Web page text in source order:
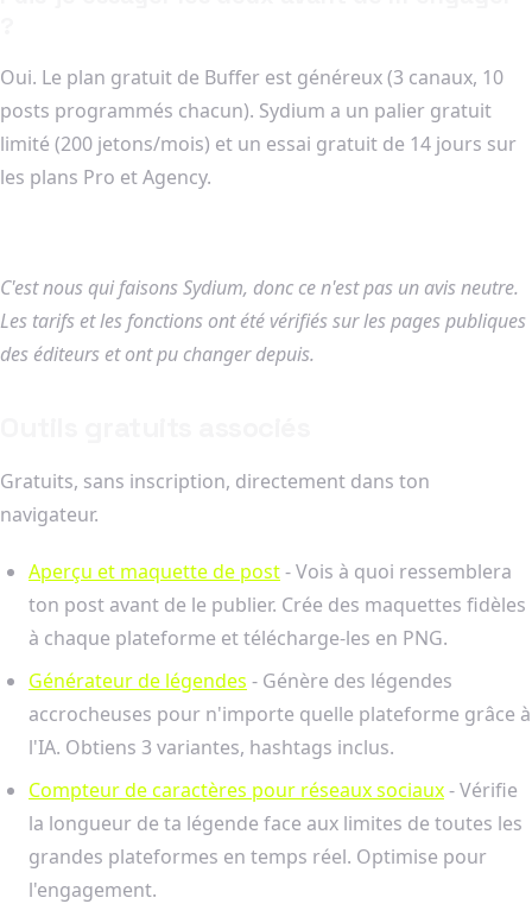
Oui. Le plan gratuit de Buffer est généreux (3 canaux, 10
posts programmés chacun). Sydium a un palier gratuit
limité (200 jetons/mois) et un essai gratuit de 14 jours sur
les plans Pro et Agency.
C'est nous qui faisons Sydium, donc ce n'est pas un avis neutre.
Les tarifs et les fonctions ont été vérifiés sur les pages publiques
des éditeurs et ont pu changer depuis.
Gratuits, sans inscription, directement dans ton
navigateur.
Aperçu et maquette de post- Vois à quoi ressemblera
ton post avant de le publier. Crée des maquettes fidèles
à chaque plateforme et télécharge-les en PNG.
Générateur de légendes - Génère des légendes
accrocheuses pour n'importe quelle plateforme grâce à
l'IA. Obtiens 3 variantes, hashtags inclus.
Compteur de caractères pour réseaux sociaux- Vérifie
la longueur de ta légende face aux limites de toutes les
grandes plateformes en temps réel. Optimise pour
l'engagement.